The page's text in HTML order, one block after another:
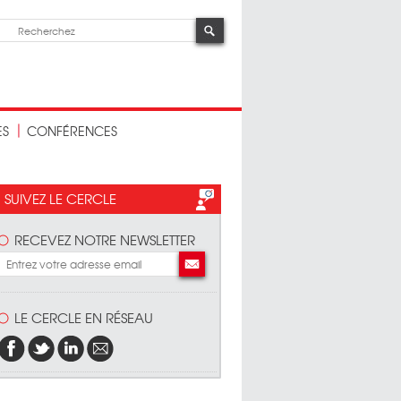
CONFÉRENCES
SUIVEZ LE CERCLE
RECEVEZ NOTRE NEWSLETTER
LE CERCLE EN RÉSEAU